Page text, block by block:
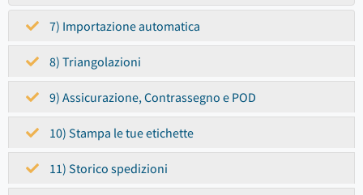
7) Importazione automatica
8) Triangolazioni
9) Assicurazione, Contrassegno e POD
10) Stampa le tue etichette
11) Storico spedizioni